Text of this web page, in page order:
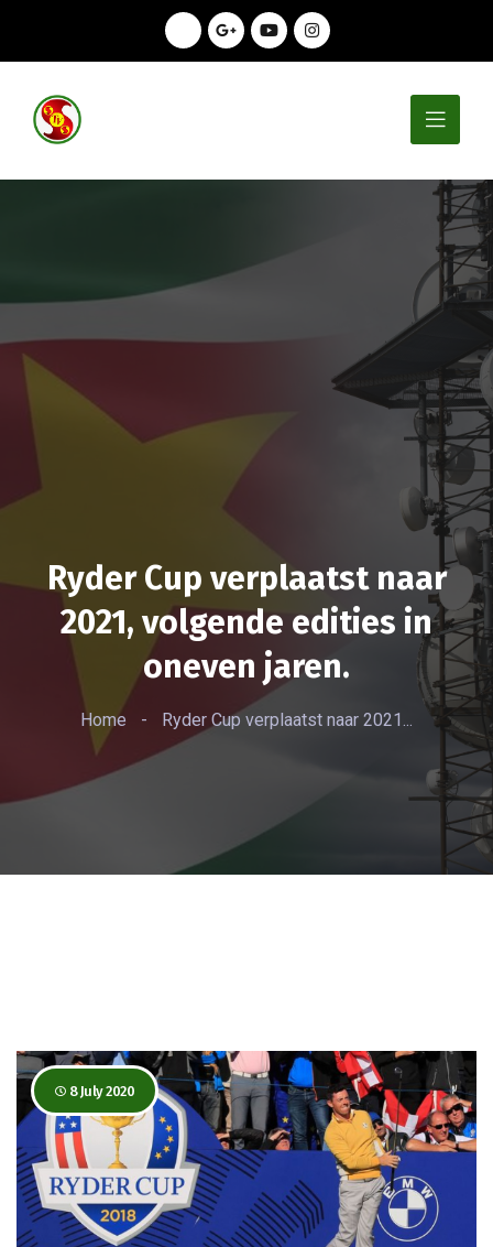
Ryder Cup verplaatst naar
2021, volgende edities in
oneven jaren.
Home - Ryder Cup verplaatst naar 2021...
8 July 2020